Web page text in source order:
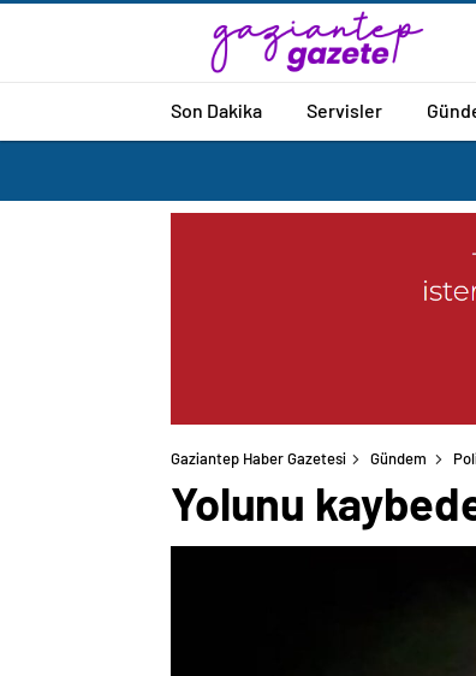
Son Dakika Servisler
Gaziantep Haber Gazetesi Gündem
Yolunu